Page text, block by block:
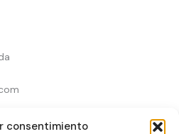
consentimiento